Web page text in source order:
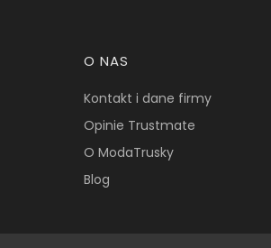
O NAS
Kontakt i dane firmy
Opinie Trustmate
O ModaTrusky
Blog